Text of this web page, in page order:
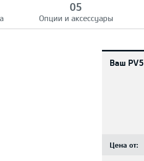
Опции и аксессуары
Ваш PV5
Цена от: